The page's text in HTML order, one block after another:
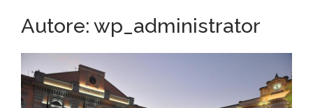
Autore: wp_administrator